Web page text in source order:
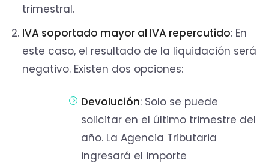
trimestral.
IVA soportado mayor al IVA repercutido: En
este caso, el resultado de la liquidación será
negativo. Existen dos opciones:
Devolución: Solo se puede
solicitar en el último trimestre del
año. La Agencia Tributaria
ingresará el importe